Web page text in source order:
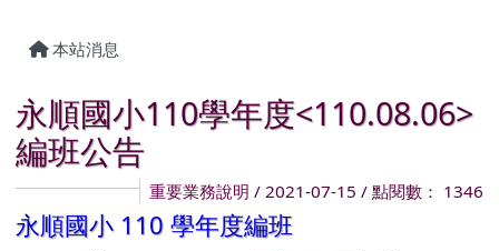
本站消息
永順國小110學年度<110.08.06>
編班公告
重要業務說明 / 2021-07-15 / 點閱數： 1346
永順國小 110 學年度編班